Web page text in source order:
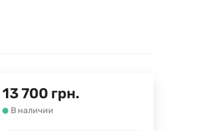
13 700 грн.
В наличии